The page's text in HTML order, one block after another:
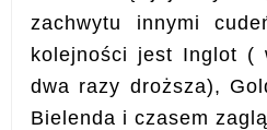
zachwytu innymi
kolejności jest Inglot (
dwa razy droższa),
Bielenda i czasem